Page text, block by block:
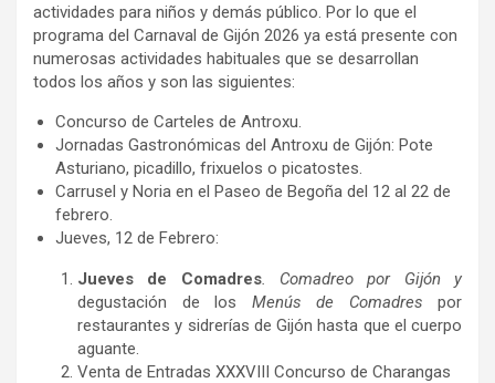
actividades para niños y demás público. Por lo que el
programa del Carnaval de Gijón 2026 ya está presente con
numerosas actividades habituales que se desarrollan
todos los años y son las siguientes:
Concurso de Carteles de Antroxu.
Jornadas Gastronómicas del Antroxu de Gijón: Pote
Asturiano, picadillo, frixuelos o picatostes.
Carrusel y Noria en el Paseo de Begoña del 12 al 22 de
febrero.
Jueves, 12 de Febrero:
Jueves de Comadres. Comadreo por Gijón y
degustación de los Menús de Comadres por
restaurantes y sidrerías de Gijón hasta que el cuerpo
aguante.
Venta de Entradas XXXVIII Concurso de Charangas